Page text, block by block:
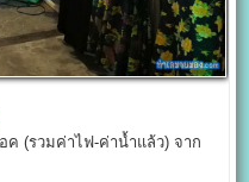
ค (รวมค่าไฟ-ค่าน้ำแล้ว) จาก